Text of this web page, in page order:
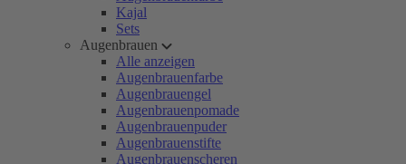
Kajal
Sets
Augenbrauen
Alle anzeigen
Augenbrauenfarbe
Augenbrauengel
Augenbrauenpomade
Augenbrauenpuder
Augenbrauenstifte
Augenbrauenscheren